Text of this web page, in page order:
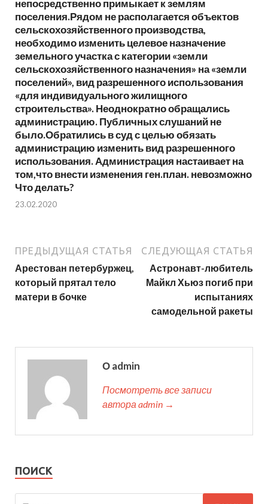
непосредственно примыкает к землям
поселения.Рядом не располагается объектов
сельскохозяйственного производства,
необходимо изменить целевое назначение
земельного участка с категории «земли
сельскохозяйственного назначения» на «земли
поселений», вид разрешенного использования
«для индивидуального жилищного
строительства». Неоднократно обращались
администрацию. Публичных слушаний не
было.Обратились в суд с целью обязать
администрацию изменить вид разрешенного
использования. Администрация настаивает на
том,что внести изменения ген.план. невозможно
Что делать?
23.02.2020
ПРЕДЫДУЩАЯ СТАТЬЯ
Арестован петербуржец,
который прятал тело
матери в бочке
СЛЕДУЮЩАЯ СТАТЬЯ
Астронавт-любитель
Майкл Хьюз погиб при
испытаниях
самодельной ракеты
О admin
Посмотреть все записи
автора admin →
ПОИСК